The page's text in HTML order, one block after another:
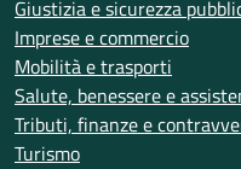
Giustizia e sicurezza
Imprese e commercio
Mobilità e trasporti
Salute, benessere e
Tributi, finanze e
Turismo